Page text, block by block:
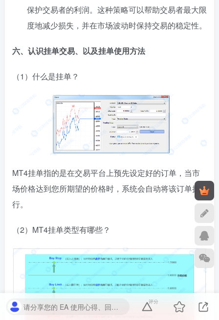
保护交易者的利润。这种策略可以帮助交易者最大限
度地减少损失，并在市场波动时保持交易的稳定性。
六、认识挂单交易、以及挂单使用方法
（1）什么是挂单？
MT4挂单指的是在交易平台上预先设定好的订单，当市
场价格达到您所期望的价格时，系统会自动将该订单执
行。
（2）MT4挂单类型有哪些？
请分享您的 EA 使用心得、回测参数或实盘表现，您的评价将为其他交易者提供宝贵参考。
评分